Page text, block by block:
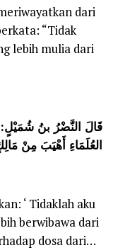
dari
“Tidak
lebih mulia dari
قَالَ النَّضْرُ بنُ
العُلَمَاءِ أَهْيَبَ مِنْ
‘ Tidaklah aku
berwibawa dari
dosa dari…